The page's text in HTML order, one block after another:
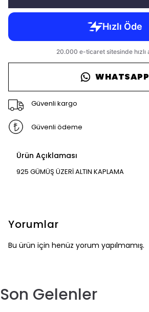
WHATSAPP
Güvenli kargo
Güvenli ödeme
Ürün Açıklaması
925 GÜMÜŞ ÜZERİ ALTIN KAPLAMA
Yorumlar
Bu ürün için henüz yorum yapılmamış.
Son Gelenler